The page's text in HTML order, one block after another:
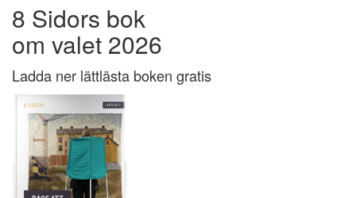
8 Sidors bok
om valet 2026
Ladda ner lättlästa boken gratis